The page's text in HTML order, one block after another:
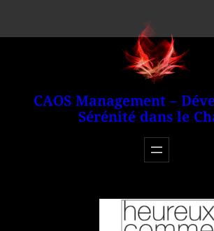
au
CAOS Management –
Sérénité dans le